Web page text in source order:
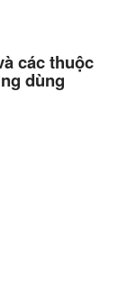
các thuộc
dùng